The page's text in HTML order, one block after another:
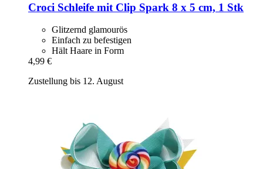
Croci Schleife mit Clip Spark 8 x 5 cm, 1 Stk
Glitzernd glamourös
Einfach zu befestigen
Hält Haare in Form
4,99 €
Zustellung bis 12. August